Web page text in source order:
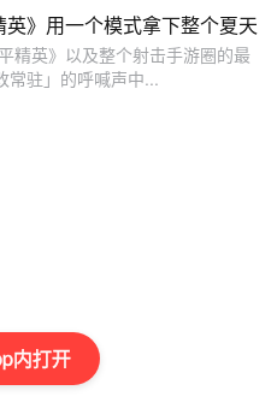
内打开
英》用一个模式拿下整个夏天
精英》以及整个射击手游圈的最
常驻」的呼喊声中...